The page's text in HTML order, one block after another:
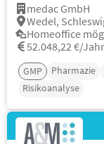
medac GmbH
Wedel,
Homeoffice
52.048,22 €/
GMP Pharmazie
Risikoanalyse